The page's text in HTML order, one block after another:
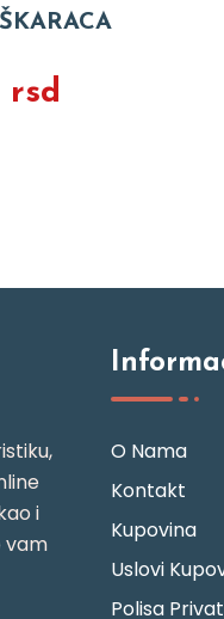
rsd
i
vam
O Nama
Kontakt
Kupovina
Uslovi
Polisa